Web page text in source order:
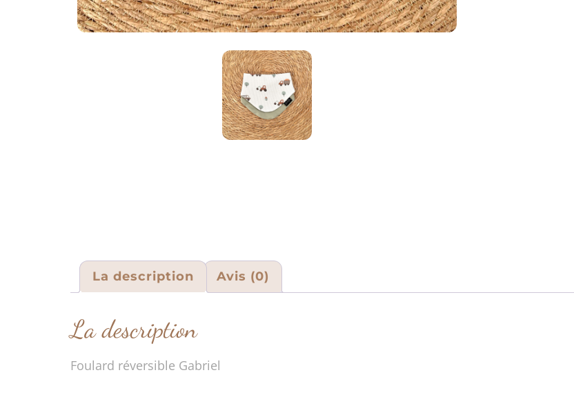
La description Avis (0)
La description
Foulard réversible Gabriel